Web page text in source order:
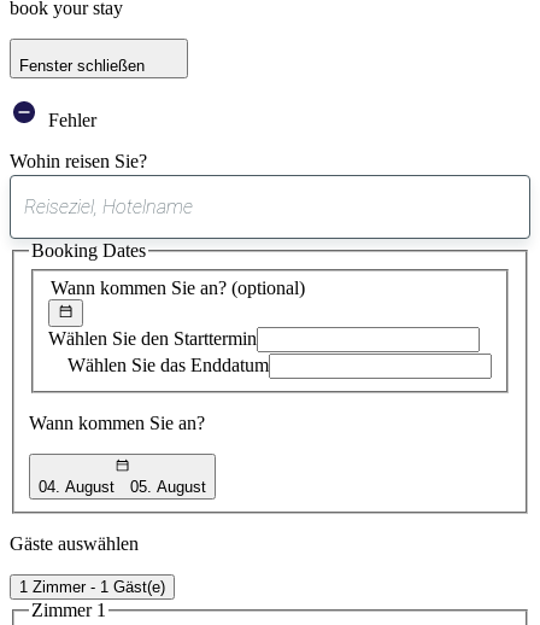
book your stay
Fenster schließen
Fehler
Wohin reisen Sie?
gefundener
Vorschlag
Wann kommen Sie an? (optional)
Wählen Sie den Starttermin
Wählen Sie das Enddatum
Wann kommen Sie an?
04. August 05. August
Booking Dates
Gäste auswählen
1 Zimmer - 1 Gäst(e)
Zimmer 1